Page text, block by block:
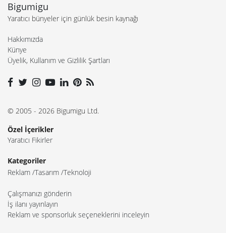
Bigumigu
Yaratıcı bünyeler için günlük besin kaynağı
Hakkımızda
Künye
Üyelik, Kullanım ve Gizlilik Şartları
© 2005 - 2026 Bigumigu Ltd.
Özel İçerikler
Yaratıcı Fikirler
Kategoriler
Reklam Tasarım Teknoloji
Çalışmanızı gönderin
İş ilanı yayınlayın
Reklam ve sponsorluk seçeneklerini inceleyin